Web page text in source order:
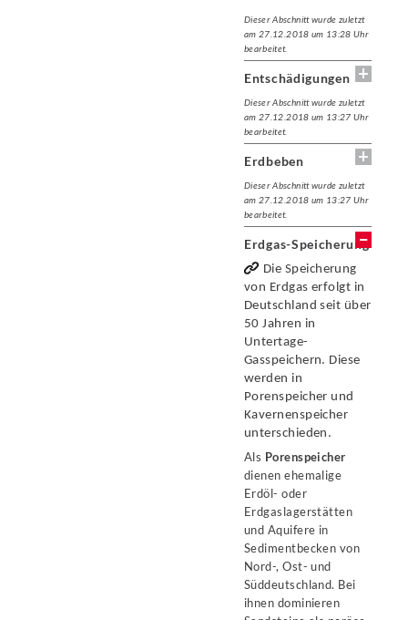
Dieser Abschnitt wurde zuletzt
am 27.12.2018 um 13:28 Uhr
bearbeitet.
Entschädigungen
Dieser Abschnitt wurde zuletzt
am 27.12.2018 um 13:27 Uhr
bearbeitet.
Erdbeben
Dieser Abschnitt wurde zuletzt
am 27.12.2018 um 13:27 Uhr
bearbeitet.
Erdgas-Speicherung
Die Speicherung
von Erdgas erfolgt in
Deutschland seit über
50 Jahren in
Untertage-
Gasspeichern. Diese
werden in
Porenspeicher und
Kavernenspeicher
unterschieden.
Als Porenspeicher
dienen ehemalige
Erdöl- oder
Erdgaslagerstätten
und Aquifere in
Sedimentbecken von
Nord-, Ost- und
Süddeutschland. Bei
ihnen dominieren